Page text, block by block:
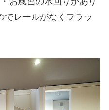
でレールがなくフラッ